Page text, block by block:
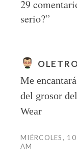
29
serio?”
Me
del grosor
Wear
MIÉRCOLES,
AM